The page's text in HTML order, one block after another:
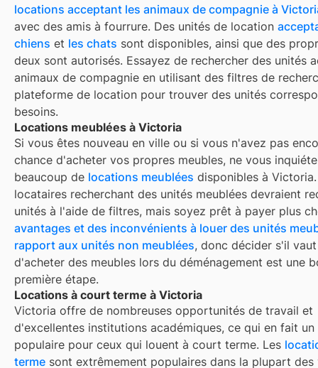
locations acceptant les animaux de compagnie à
avec des amis à fourrure. Des unités de location
chiens et les chats sont disponibles, ainsi que des
deux sont autorisés. Essayez de rechercher des unités
animaux de compagnie en utilisant des filtres de
plateforme de location pour trouver des unités
besoins.
Locations meublées à Victoria
Si vous êtes nouveau en ville ou si vous n'avez pas
chance d'acheter vos propres meubles, ne vous
beaucoup de locations meublées disponibles à Victoria
locataires recherchant des unités meublées devraient
unités à l'aide de filtres, mais soyez prêt à payer plus
avantages et des inconvénients à louer des unités
rapport aux unités non meublées, donc décider s'il
d'acheter des meubles lors du déménagement est une
première étape.
Locations à court terme à Victoria
Victoria offre de nombreuses opportunités de travail et
d'excellentes institutions académiques, ce qui en fait
populaire pour ceux qui louent à court terme. Les
terme sont extrêmement populaires dans la plupart des